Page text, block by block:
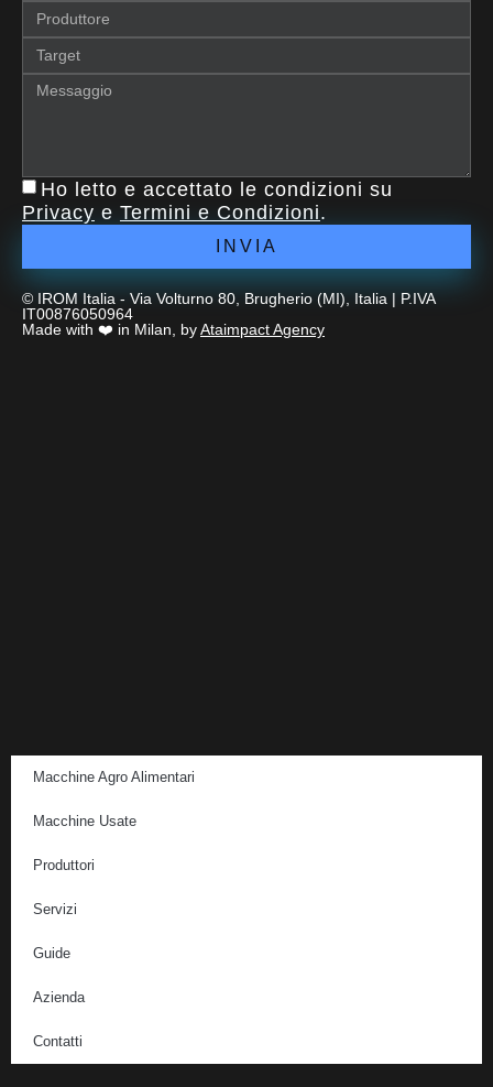
Ho letto e accettato le condizioni su
Privacy e Termini e Condizioni.
INVIA
© IROM Italia - Via Volturno 80, Brugherio (MI), Italia | P.IVA
IT00876050964
Made with ❤️ in Milan, byAtaimpact Agency
Macchine Agro Alimentari
Macchine Usate
Produttori
Servizi
Guide
Azienda
Contatti